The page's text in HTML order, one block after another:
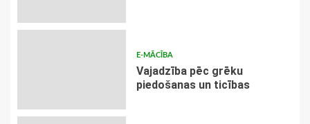
E-MĀCĪBA
Vajadzība pēc grēku
piedošanas un ticības